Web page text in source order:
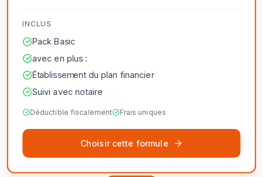
INCLUS
Pack Basic
avec en plus :
Établissement du plan financier
Suivi avec notaire
Déductible fiscalement Frais uniques
Choisir cette formule